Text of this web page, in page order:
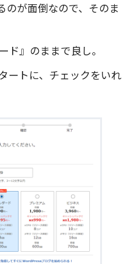
のが面倒なので、そのま
ド』のままで良し。
ートに、チェックをいれ